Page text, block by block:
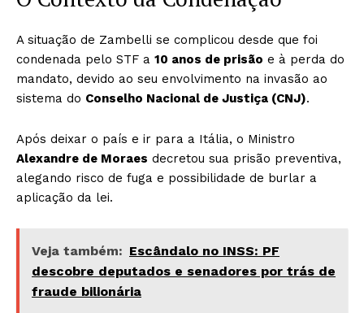
A situação de Zambelli se complicou desde que foi
condenada pelo STF a 10 anos de prisão e à perda do
mandato, devido ao seu envolvimento na invasão ao
sistema do Conselho Nacional de Justiça (CNJ).
Após deixar o país e ir para a Itália, o Ministro
Alexandre de Moraes decretou sua prisão preventiva,
alegando risco de fuga e possibilidade de burlar a
aplicação da lei.
Veja também: Escândalo no INSS: PF
descobre deputados e senadores por trás de
fraude bilionária